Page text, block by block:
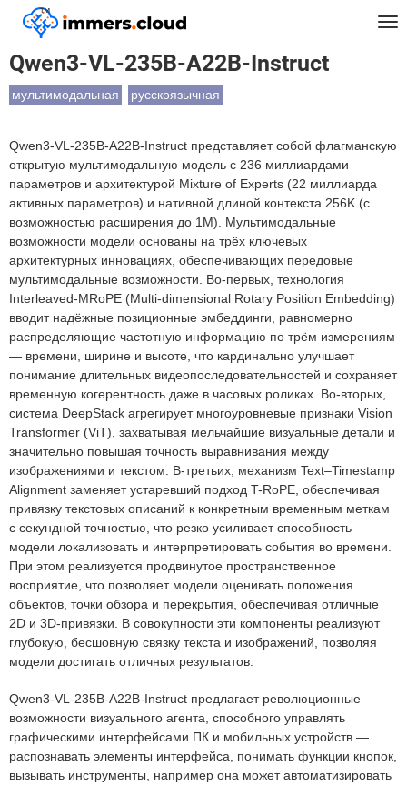
™
Главная Модели Qwen3-VL-235B-A22B-Instruct
Qwen3-VL-235B-A22B-Instruct
мультимодальная русскоязычная
Qwen3-VL-235B-A22B-Instruct представляет собой флагманскую
открытую мультимодальную модель с 236 миллиардами
параметров и архитектурой Mixture of Experts (22 миллиарда
активных параметров) и нативной длиной контекста 256K (с
возможностью расширения до 1M). Мультимодальные
возможности модели основаны на трёх ключевых
архитектурных инновациях, обеспечивающих передовые
мультимодальные возможности. Во-первых, технология
Interleaved-MRoPE (Multi-dimensional Rotary Position Embedding)
вводит надёжные позиционные эмбеддинги, равномерно
распределяющие частотную информацию по трём измерениям
— времени, ширине и высоте, что кардинально улучшает
понимание длительных видеопоследовательностей и сохраняет
временную когерентность даже в часовых роликах. Во-вторых,
система DeepStack агрегирует многоуровневые признаки Vision
Transformer (ViT), захватывая мельчайшие визуальные детали и
значительно повышая точность выравнивания между
изображениями и текстом. В-третьих, механизм Text–Timestamp
Alignment заменяет устаревший подход T-RoPE, обеспечивая
привязку текстовых описаний к конкретным временным меткам
с секундной точностью, что резко усиливает способность
модели локализовать и интерпретировать события во времени.
При этом реализуется продвинутое пространственное
восприятие, что позволяет модели оценивать положения
объектов, точки обзора и перекрытия, обеспечивая отличные
2D и 3D-привязки. В совокупности эти компоненты реализуют
глубокую, бесшовную связку текста и изображений, позволяя
модели достигать отличных результатов.
Qwen3-VL-235B-A22B-Instruct предлагает революционные
возможности визуального агента, способного управлять
графическими интерфейсами ПК и мобильных устройств —
распознавать элементы интерфейса, понимать функции кнопок,
вызывать инструменты, например она может автоматизировать